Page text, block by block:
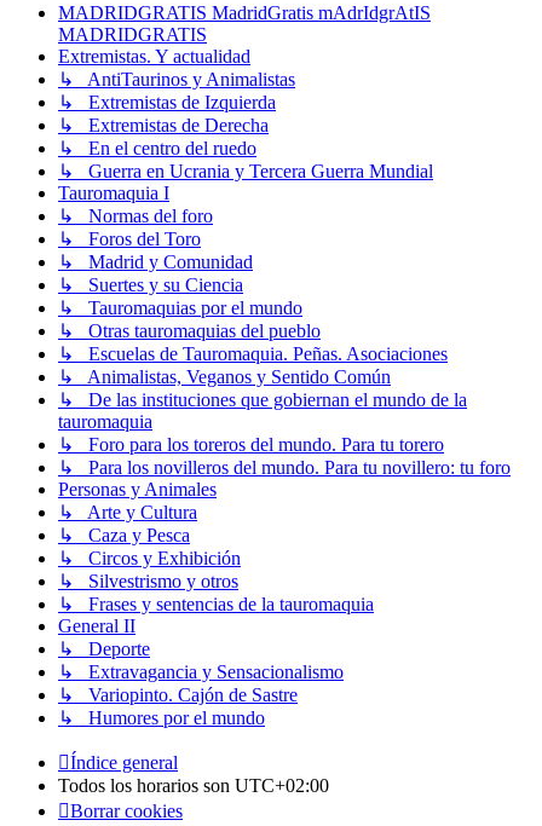
MADRIDGRATIS MadridGratis mAdrIdgrAtIS
MADRIDGRATIS
Extremistas. Y actualidad
↳ AntiTaurinos y Animalistas
↳ Extremistas de Izquierda
↳ Extremistas de Derecha
↳ En el centro del ruedo
↳ Guerra en Ucrania y Tercera Guerra Mundial
Tauromaquia I
↳ Normas del foro
↳ Foros del Toro
↳ Madrid y Comunidad
↳ Suertes y su Ciencia
↳ Tauromaquias por el mundo
↳ Otras tauromaquias del pueblo
↳ Escuelas de Tauromaquia. Peñas. Asociaciones
↳ Animalistas, Veganos y Sentido Común
↳ De las instituciones que gobiernan el mundo de la
tauromaquia
↳ Foro para los toreros del mundo. Para tu torero
↳ Para los novilleros del mundo. Para tu novillero: tu foro
Personas y Animales
↳ Arte y Cultura
↳ Caza y Pesca
↳ Circos y Exhibición
↳ Silvestrismo y otros
↳ Frases y sentencias de la tauromaquia
General II
↳ Deporte
↳ Extravagancia y Sensacionalismo
↳ Variopinto. Cajón de Sastre
↳ Humores por el mundo
Índice general
Todos los horarios son UTC+02:00
Borrar cookies